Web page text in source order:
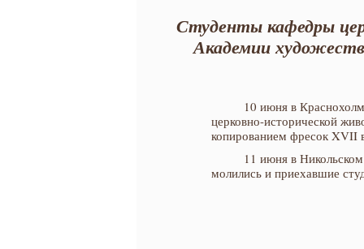
Студенты кафедры
Академии
10 июня в
церковно-исторической
копированием фресок XVII
11 июня в
молились и приехавшие